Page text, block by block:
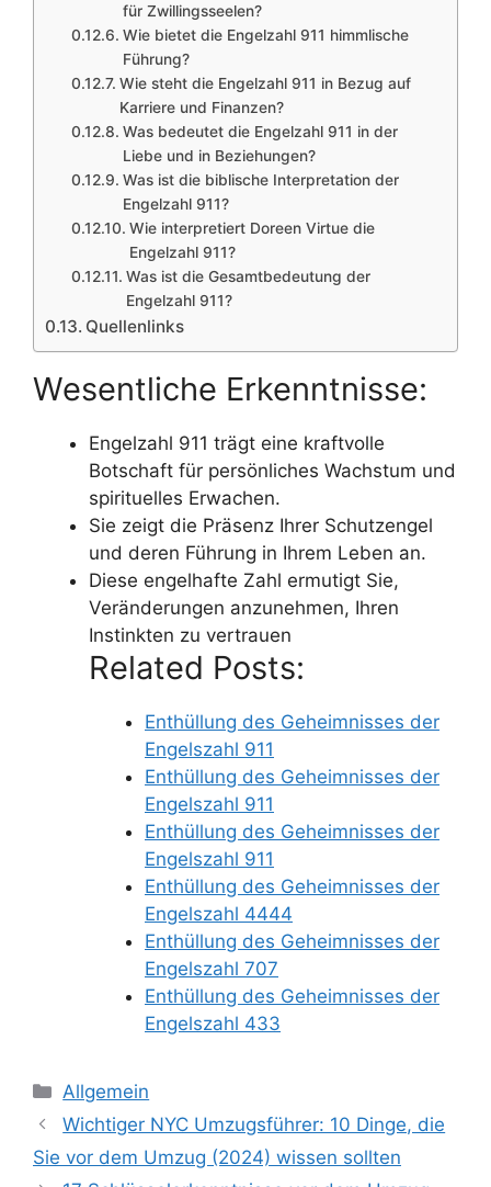
für Zwillingsseelen?
Wie bietet die Engelzahl 911 himmlische
Führung?
Wie steht die Engelzahl 911 in Bezug auf
Karriere und Finanzen?
Was bedeutet die Engelzahl 911 in der
Liebe und in Beziehungen?
Was ist die biblische Interpretation der
Engelzahl 911?
Wie interpretiert Doreen Virtue die
Engelzahl 911?
Was ist die Gesamtbedeutung der
Engelzahl 911?
Quellenlinks
Wesentliche Erkenntnisse:
Engelzahl 911 trägt eine kraftvolle
Botschaft für persönliches Wachstum und
spirituelles Erwachen.
Sie zeigt die Präsenz Ihrer Schutzengel
und deren Führung in Ihrem Leben an.
Diese engelhafte Zahl ermutigt Sie,
Veränderungen anzunehmen, Ihren
Instinkten zu vertrauen
Related Posts:
Enthüllung des Geheimnisses der
Engelszahl 911
Enthüllung des Geheimnisses der
Engelszahl 911
Enthüllung des Geheimnisses der
Engelszahl 911
Enthüllung des Geheimnisses der
Engelszahl 4444
Enthüllung des Geheimnisses der
Engelszahl 707
Enthüllung des Geheimnisses der
Engelszahl 433
Categories
Allgemein
Wichtiger NYC Umzugsführer: 10 Dinge, die
Sie vor dem Umzug (2024) wissen sollten